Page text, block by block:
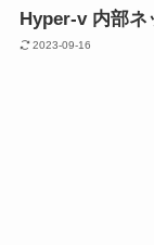
Hyper-v 内部ネ
2023-09-16